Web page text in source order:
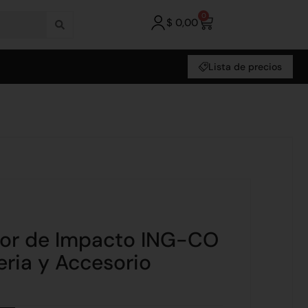
$ 0,00 0
Lista de precios
de Impacto ING-CO
y Accesorio